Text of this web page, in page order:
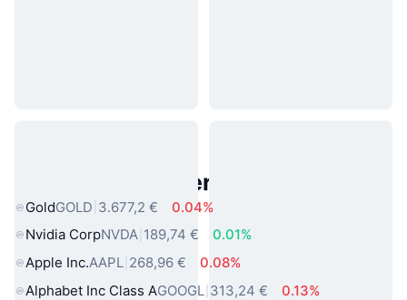
Beliebte reale Vermögenswerte
GoldGOLD 3.677,2 €
0.04%
Nvidia CorpNVDA 189,74 €
0.01%
Apple Inc.AAPL 268,96 €
0.08%
Alphabet Inc Class AGOOGL 313,24 €
0.13%